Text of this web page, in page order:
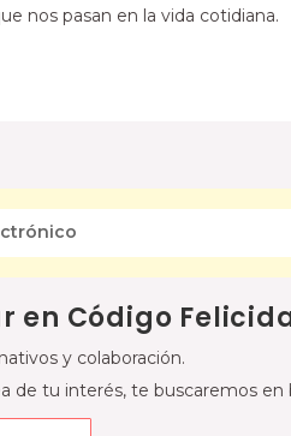
nos pasan en la vida cotidiana.
en Código
y colaboración.
de tu interés, te buscaremos en